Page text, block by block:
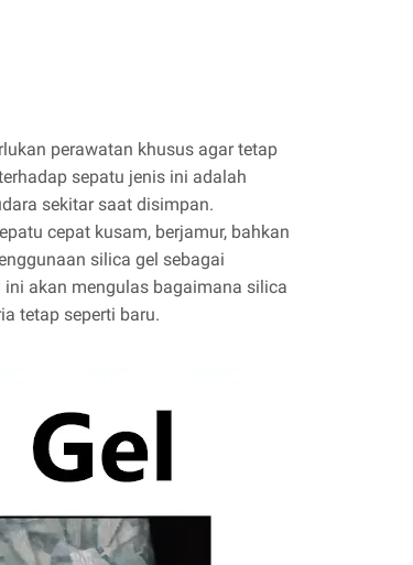
perawatan khusus agar tetap
sepatu jenis ini adalah
sekitar saat disimpan.
cepat kusam, berjamur, bahkan
silica gel sebagai
akan mengulas bagaimana silica
tetap seperti baru.